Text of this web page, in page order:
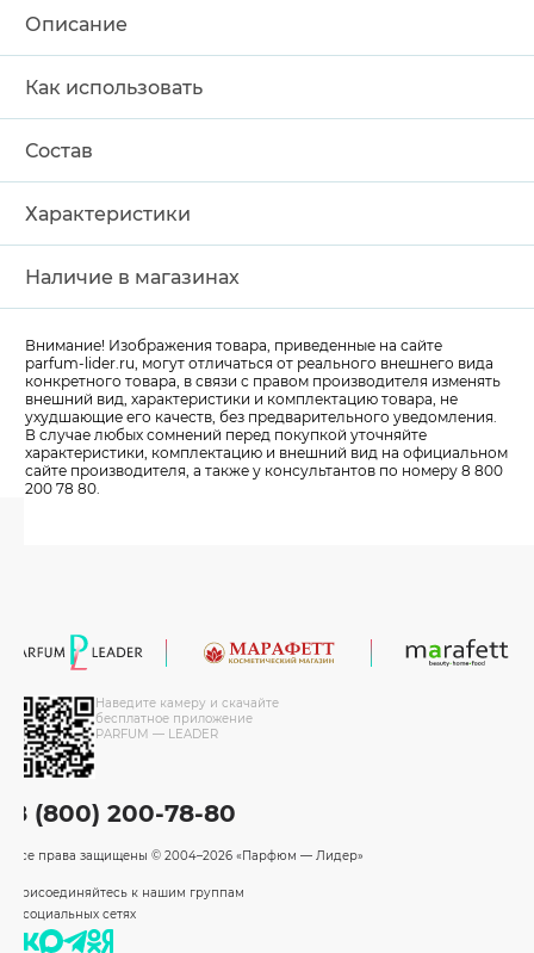
Описание
Как использовать
Состав
Характеристики
Наличие в магазинах
Внимание! Изображения товара, приведенные на сайте
parfum-lider.ru, могут отличаться от реального внешнего вида
конкретного товара, в связи с правом производителя изменять
внешний вид, характеристики и комплектацию товара, не
ухудшающие его качеств, без предварительного уведомления.
В случае любых сомнений перед покупкой уточняйте
характеристики, комплектацию и внешний вид на официальном
сайте производителя, а также у консультантов по номеру 8 800
200 78 80.
Наведите камеру и скачайте
бесплатное приложение
PARFUM — LEADER
8 (800) 200-78-80
Все права защищены © 2004–2026 «Парфюм — Лидер»
Присоединяйтесь к нашим группам
в социальных сетях